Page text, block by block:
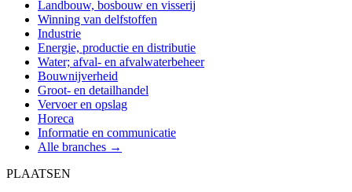
Landbouw, bosbouw en visserij
Winning van delfstoffen
Industrie
Energie, productie en distributie
Water; afval- en afvalwaterbeheer
Bouwnijverheid
Groot- en detailhandel
Vervoer en opslag
Horeca
Informatie en communicatie
Alle branches →
PLAATSEN